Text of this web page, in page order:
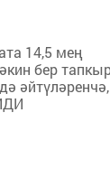
14,5 мең
бер
әйтүләренчә,